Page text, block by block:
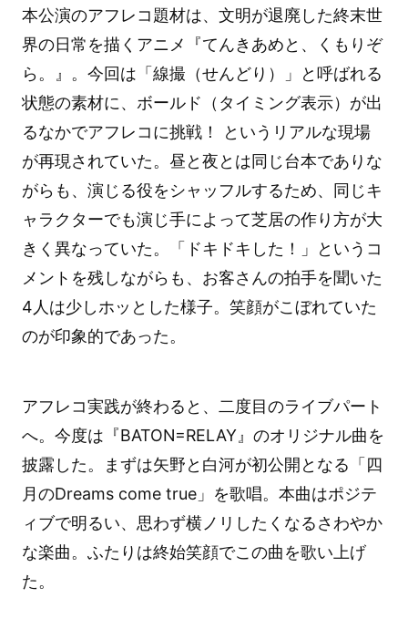
本公演のアフレコ題材は、文明が退廃した終末世
界の日常を描くアニメ『てんきあめと、くもりぞ
ら。』。今回は「線撮（せんどり）」と呼ばれる
状態の素材に、ボールド（タイミング表示）が出
るなかでアフレコに挑戦！ というリアルな現場
が再現されていた。昼と夜とは同じ台本でありな
がらも、演じる役をシャッフルするため、同じキ
ャラクターでも演じ手によって芝居の作り方が大
きく異なっていた。「ドキドキした！」というコ
メントを残しながらも、お客さんの拍手を聞いた
4人は少しホッとした様子。笑顔がこぼれていた
のが印象的であった。
アフレコ実践が終わると、二度目のライブパート
へ。今度は『BATON=RELAY』のオリジナル曲を
披露した。まずは矢野と白河が初公開となる「四
月のDreams come true」を歌唱。本曲はポジテ
ィブで明るい、思わず横ノリしたくなるさわやか
な楽曲。ふたりは終始笑顔でこの曲を歌い上げ
た。